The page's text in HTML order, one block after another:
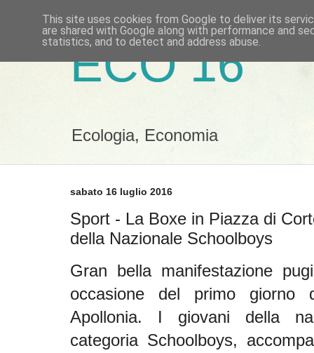
ECO 16
Ecologia, Economia
sabato 16 luglio 2016
Sport - La Boxe in Piazza di
della Nazionale Schoolboys
Gran bella manifestazione
occasione del primo giorno
Apollonia. I giovani della
categoria Schoolboys,
This site uses cookies from Google to deliver its
are shared with Google along with performance and
statistics, and to detect and address abuse.